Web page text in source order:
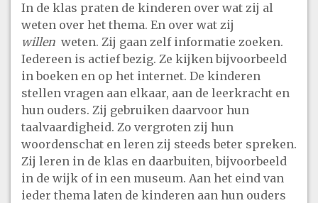
In de klas praten de kinderen over wat zij al
weten over het thema. En over wat zij
willen weten. Zij gaan zelf informatie zoeken.
Iedereen is actief bezig. Ze kijken bijvoorbeeld
in boeken en op het internet. De kinderen
stellen vragen aan elkaar, aan de leerkracht en
hun ouders. Zij gebruiken daarvoor hun
taalvaardigheid. Zo vergroten zij hun
woordenschat en leren zij steeds beter spreken.
Zij leren in de klas en daarbuiten, bijvoorbeeld
in de wijk of in een museum. Aan het eind van
ieder thema laten de kinderen aan hun ouders